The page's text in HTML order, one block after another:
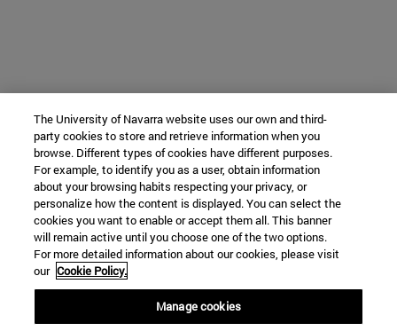
The University of Navarra website uses our own and third-
party cookies to store and retrieve information when you
browse. Different types of cookies have different purposes.
For example, to identify you as a user, obtain information
about your browsing habits respecting your privacy, or
personalize how the content is displayed. You can select the
cookies you want to enable or accept them all. This banner
will remain active until you choose one of the two options.
For more detailed information about our cookies, please visit
our Cookie Policy.
Manage cookies